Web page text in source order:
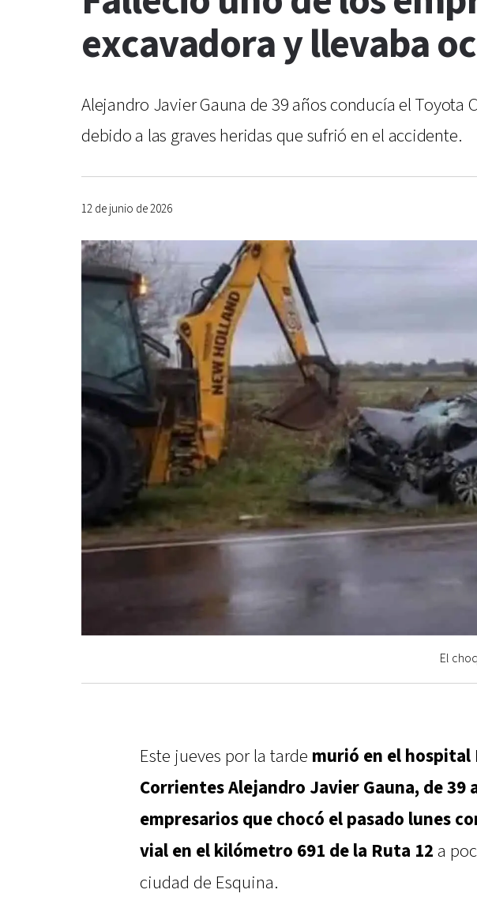
excavadora y llevaba
Alejandro Javier Gauna de 39 años conducía el
debido a las graves heridas que sufrió en el accidente.
12 de junio de 2026
El
Este jueves por la tarde murió en el hospital
Corrientes Alejandro Javier Gauna, de 39
empresarios que chocó el pasado lunes
vial en el kilómetro 691 de la Ruta 12 a
ciudad de Esquina.